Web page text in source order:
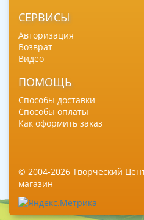
СЕРВИСЫ
Авторизация
Возврат
Видео
ПОМОЩЬ
Способы доставки
Способы оплаты
Как оформить заказ
© 2004-2026 Творческий
магазин